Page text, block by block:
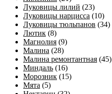
Луковицы лилий (23)
Луковицы нарцисса (10)
Луковицы тюльпанов (34)
Лютик (8)
Магнолия (9)
Малина (28)
Малина ремонтантная (45)
Миндаль (16)
Морозник (15)
Мята (5)